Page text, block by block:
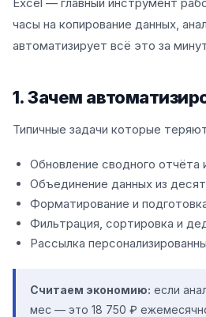
часы на копирование данных,
автоматизирует всё это за
1. Зачем
Типичные задачи которые
Обновление сводного отчёта
Объединение данных из
Форматирование и
Фильтрация, сортировка и
Рассылка
Считаем экономию: если
мес — это 18 750 ₽